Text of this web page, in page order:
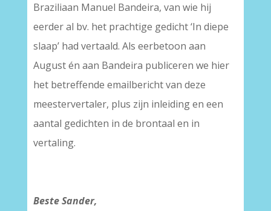
Braziliaan Manuel Bandeira, van wie hij
eerder al bv. het prachtige gedicht ‘In diepe
slaap’ had vertaald. Als eerbetoon aan
August én aan Bandeira publiceren we hier
het betreffende emailbericht van deze
meestervertaler, plus zijn inleiding en een
aantal gedichten in de brontaal en in
vertaling.
Beste Sander,